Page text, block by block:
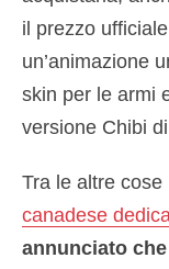
il prezzo
un’animazione
skin per le armi
versione Chibi
Tra le altre
canadese
annunciato